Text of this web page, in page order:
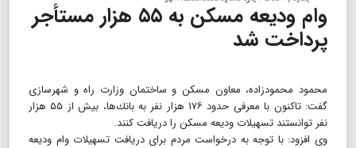
وام ودیعه مسكن به ۵۵ هزار مستأجر
پرداخت شد
محمود محمودزاده، معاون مسكن و ساختمان وزارت راه و شهرسازی
گفت: تاكنون با معرفی حدود ۱۷۶ هزار نفر به بانك‌ها، بیش از ۵۵ هزار
نفر توانستند تسهیلات ودیعه مسكن را دریافت كنند.
وی افزود: با توجه به درخواست مردم برای دریافت تسهیلات وام ودیعه